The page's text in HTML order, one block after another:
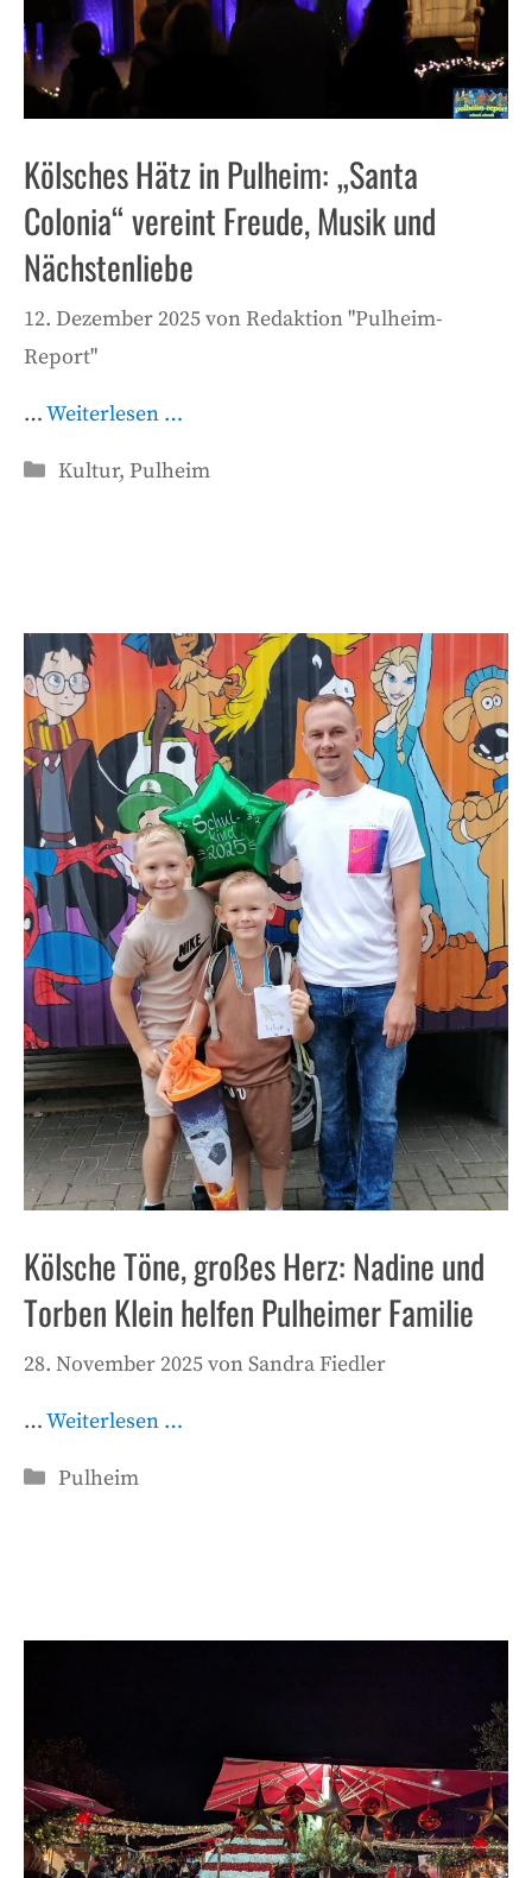
Kölsches Hätz in Pulheim: „Santa
Colonia“ vereint Freude, Musik und
Nächstenliebe
12. Dezember 2025von Redaktion "Pulheim-
Report"
…Weiterlesen …
Kategorien
Kultur, Pulheim
Kölsche Töne, großes Herz: Nadine und
Torben Klein helfen Pulheimer Familie
28. November 2025vonSandra Fiedler
…Weiterlesen …
Kategorien
Pulheim